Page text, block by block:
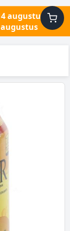
augustus en